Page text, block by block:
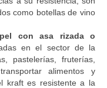
como botellas de vino
con asa rizada o
en el sector de la
pastelerías, fruterías,
alimentos y
kraft es resistente a la